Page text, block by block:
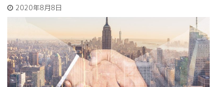
2020年8月8日